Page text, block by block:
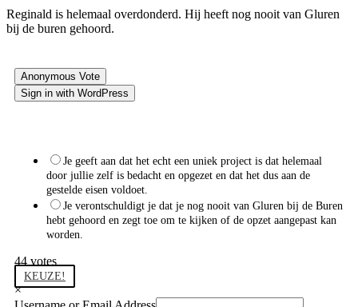
Reginald is helemaal overdonderd. Hij heeft nog nooit van Gluren
bij de buren gehoord.
Anonymous Vote
Sign in with WordPress
Je geeft aan dat het echt een uniek project is dat helemaal
door jullie zelf is bedacht en opgezet en dat het dus aan de
gestelde eisen voldoet.
Je verontschuldigt je dat je nog nooit van Gluren bij de Buren
hebt gehoord en zegt toe om te kijken of de opzet aangepast kan
worden.
44 votes
KEUZE!
×